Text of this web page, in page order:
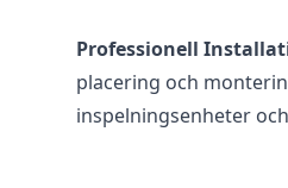
Professionell
placering och
inspelningsenheter